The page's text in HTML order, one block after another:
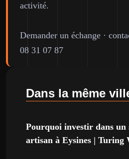
activité.
Demander un échange ·
08 31 07 87
Dans la même
Pourquoi investir dans un
artisan à Eysines | Turing